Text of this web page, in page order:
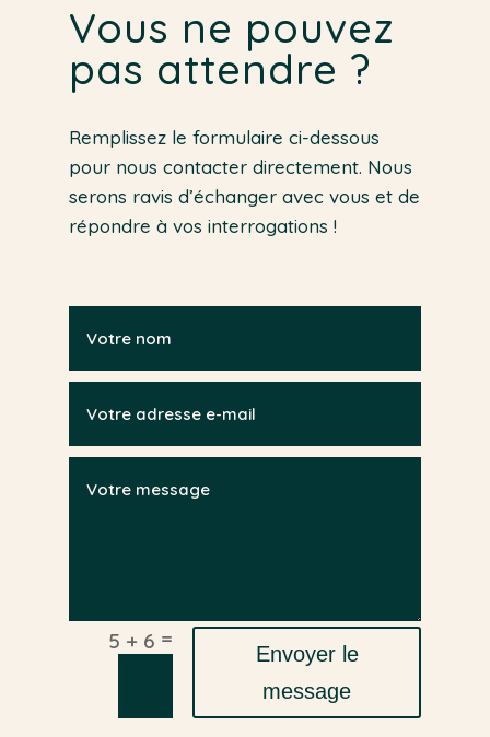
Vous ne pouvez
pas attendre ?
Remplissez le formulaire ci-dessous
pour nous contacter directement. Nous
serons ravis d’échanger avec vous et de
répondre à vos interrogations !
5 + 6 =
Envoyer le
message